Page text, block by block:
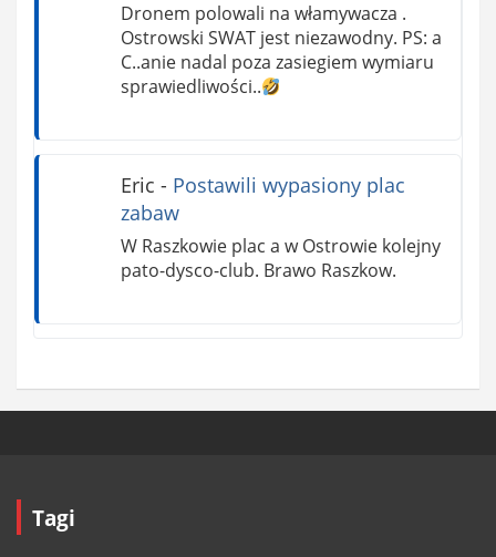
Dronem polowali na włamywacza .
Ostrowski SWAT jest niezawodny. PS: a
C..anie nadal poza zasiegiem wymiaru
sprawiedliwości..
Eric - Postawili wypasiony plac
zabaw
W Raszkowie plac a w Ostrowie kolejny
pato-dysco-club. Brawo Raszkow.
Tagi